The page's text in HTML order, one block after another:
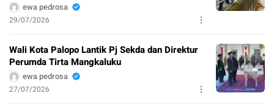
ewa pedrosa
29/07/2026
Wali Kota Palopo Lantik Pj Sekda dan Direktur
Perumda Tirta Mangkaluku
ewa pedrosa
27/07/2026